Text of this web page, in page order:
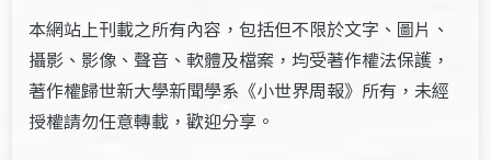
本網站上刊載之所有內容，包括但不限於文字、圖片、
攝影、影像、聲音、軟體及檔案，均受著作權法保護，
著作權歸世新大學新聞學系《小世界周報》所有，未經
授權請勿任意轉載，歡迎分享。